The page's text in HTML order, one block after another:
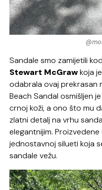
Sandale smo zamijetili
Stewart McGrawkoja
odabrala ovaj prekrasan
Beach Sandal osmišljen
crnoj koži, a ono što mu
zlatni detalj na vrhu
elegantnijim.
jednostavnoj silueti koja
sandale vežu.